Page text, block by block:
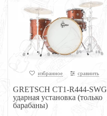
избранное сравнить
GRETSCH CT1-R444-SWG
ударная установка (только
барабаны)